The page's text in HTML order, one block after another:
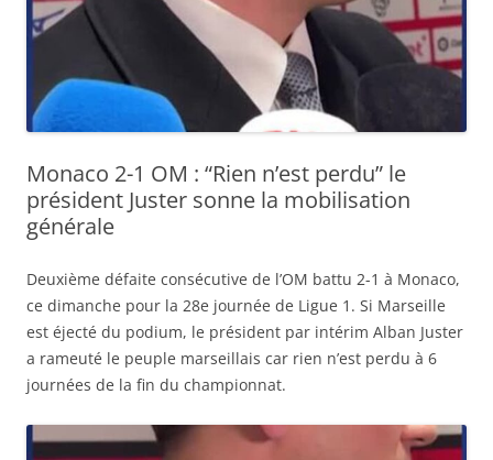
Monaco 2-1 OM : “Rien n’est perdu” le
président Juster sonne la mobilisation
générale
Deuxième défaite consécutive de l’OM battu 2-1 à Monaco,
ce dimanche pour la 28e journée de Ligue 1. Si Marseille
est éjecté du podium, le président par intérim Alban Juster
a rameuté le peuple marseillais car rien n’est perdu à 6
journées de la fin du championnat.